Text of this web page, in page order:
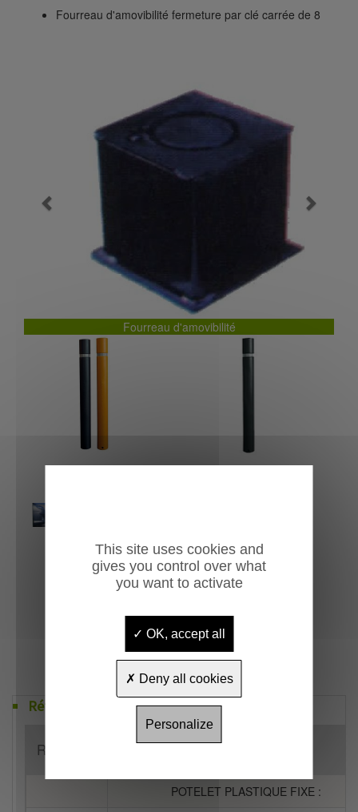
Fourreau d'amovibilité fermeture par clé carrée de 8
Fourreau d'amovibilité
Références
Référence Désignation
POTELET PLASTIQUE FIXE :
This site uses cookies and
gives you control over what
you want to activate
OK, accept all
Deny all cookies
Personalize